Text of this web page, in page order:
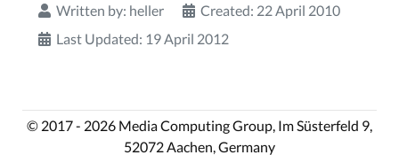
Written by: heller
Created: 22 April 2010
Last Updated: 19 April 2012
© 2017 - 2026 Media Computing Group, Im Süsterfeld 9,
52072 Aachen, Germany